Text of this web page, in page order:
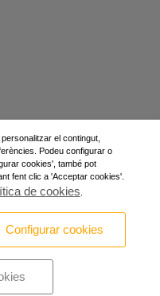
el contingut,
Podeu configurar o
cookies', també pot
fent clic a 'Acceptar cookies'.
de cookies
Configurar cookies